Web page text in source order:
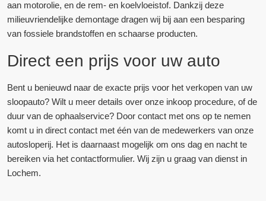
aan motorolie, en de rem- en koelvloeistof. Dankzij deze
milieuvriendelijke demontage dragen wij bij aan een besparing
van fossiele brandstoffen en schaarse producten.
Direct een prijs voor uw auto
Bent u benieuwd naar de exacte prijs voor het verkopen van uw
sloopauto? Wilt u meer details over onze inkoop procedure, of de
duur van de ophaalservice? Door contact met ons op te nemen
komt u in direct contact met één van de medewerkers van onze
autosloperij. Het is daarnaast mogelijk om ons dag en nacht te
bereiken via het contactformulier. Wij zijn u graag van dienst in
Lochem.